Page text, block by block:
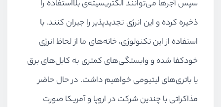
سپس آجرها می‌توانند الکتریسیته‌ی بلااستفاده را
ذخیره کرده و این انرژی تجدیدپذیر را جبران کنند. با
استفاده از این تکنولوژی، خانه‌های ما از لحاظ انرژی
خودکفا شده و وابستگی‌های کمتری به کابل‌های برق
یا باتری‌های لیتیومی خواهیم داشت. در حال حاضر
مذاکراتی با چندین شرکت در اروپا و آمریکا صورت